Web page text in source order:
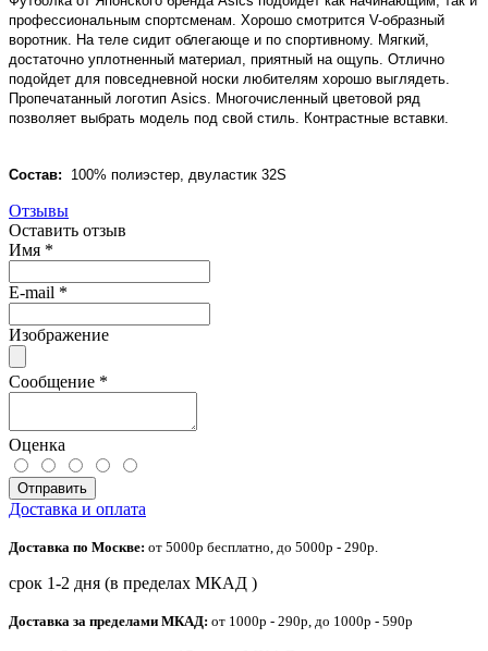
профессиональным спортсменам. Хорошо смотрится V-образный
воротник. На теле сидит облегающе и по спортивному. Мягкий,
достаточно уплотненный материал, приятный на ощупь. Отлично
подойдет для повседневной носки любителям хорошо выглядеть.
Пропечатанный логотип Asics. Многочисленный цветовой ряд
позволяет выбрать модель под свой стиль. Контрастные вставки.
Состав: 100% полиэстер, двуластик 32S
Отзывы
Оставить отзыв
Имя *
E-mail *
Изображение
Сообщение *
Оценка
Отправить
Доставка и оплата
Доставка по Москве: от 5000р бесплатно, до 5000р - 290р.
срок 1-2 дня (в пределах МКАД )
Доставка за пределами МКАД: от 1000р - 290р, до 1000р - 590р